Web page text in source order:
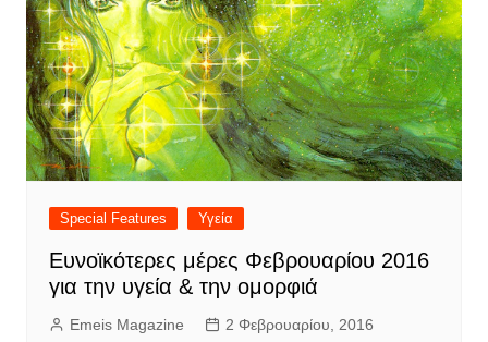
Special Features Υγεία
Ευνοϊκότερες μέρες Φεβρουαρίου 2016
για την υγεία & την ομορφιά
Emeis Magazine
2 Φεβρουαρίου, 2016